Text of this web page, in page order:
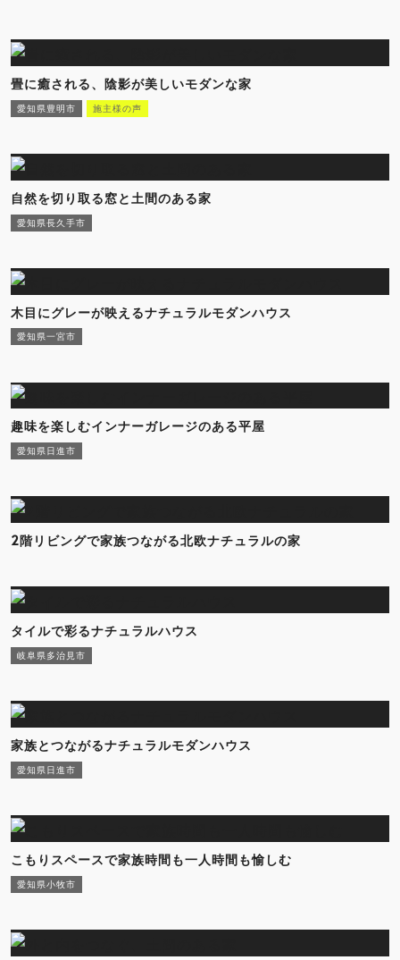
畳に癒される、陰影が美しいモダンな家
愛知県豊明市 施主様の声
自然を切り取る窓と土間のある家
愛知県長久手市
木目にグレーが映えるナチュラルモダンハウス
愛知県一宮市
趣味を楽しむインナーガレージのある平屋
愛知県日進市
2階リビングで家族つながる北欧ナチュラルの家
タイルで彩るナチュラルハウス
岐阜県多治見市
家族とつながるナチュラルモダンハウス
愛知県日進市
こもりスペースで家族時間も一人時間も愉しむ
愛知県小牧市